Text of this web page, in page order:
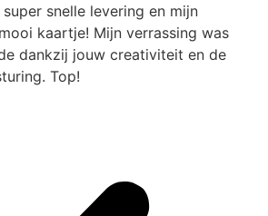
snelle levering en mijn
kaartje! Mijn verrassing was
dankzij jouw creativiteit en de
Top!